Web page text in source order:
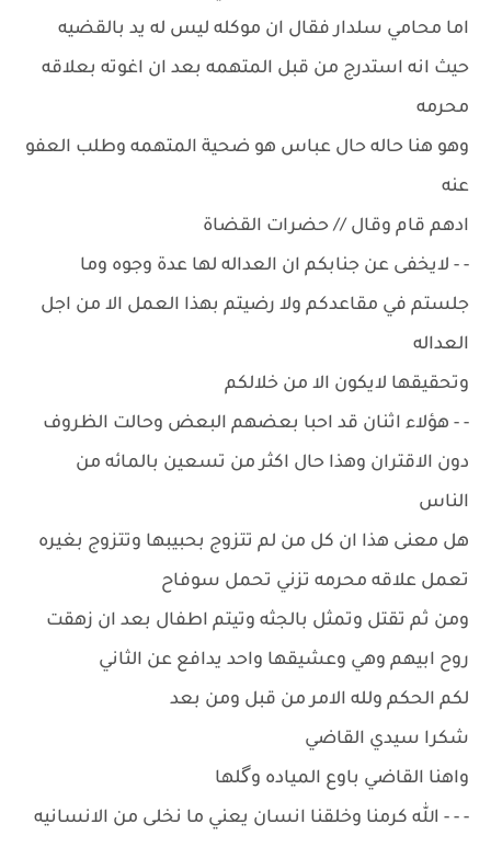
اما محامي سلدار فقال ان موكله ليس له يد بالقضيه
حيث انه استدرج من قبل المتهمه بعد ان اغوته بعلاقه
محرمه
وهو هنا حاله حال عباس هو ضحية المتهمه وطلب العفو
عنه
ادهم قام وقال // حضرات القضاة
- - لايخفى عن جنابكم ان العداله لها عدة وجوه وما
جلستم في مقاعدكم ولا رضيتم بهذا العمل الا من اجل
العداله
وتحقيقها لايكون الا من خلالكم
- - هؤلاء اثنان قد احبا بعضهم البعض وحالت الظروف
دون الاقتران وهذا حال اكثر من تسعين بالمائه من
الناس
هل معنى هذا ان كل من لم تتزوج بحبيبها وتتزوج بغيره
تعمل علاقه محرمه تزني تحمل سوفاح
ومن ثم تقتل وتمثل بالجثه وتيتم اطفال بعد ان زهقت
روح ابيهم وهي وعشيقها واحد يدافع عن الثاني
لكم الحكم ولله الامر من قبل ومن بعد
شكرا سيدي القاضي
واهنا القاضي باوع المياده وگلها
- - - الله كرمنا وخلقنا انسان يعني ما نخلى من الانسانيه